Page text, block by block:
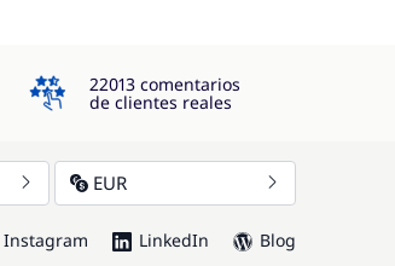
4.3
22013 comentarios
de clientes reales
EUR
Instagram LinkedIn Blog